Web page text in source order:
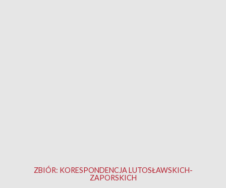
ZBIÓR: KORESPONDENCJA LUTOSŁAWSKICH-
ZAPORSKICH